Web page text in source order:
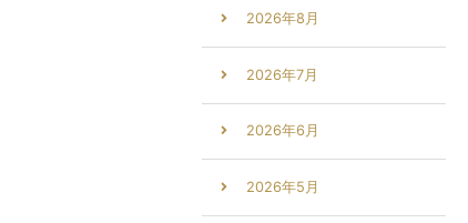
2026年8月
2026年7月
2026年6月
2026年5月